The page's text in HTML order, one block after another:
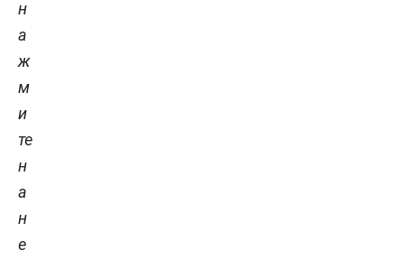
н
а
ж
м
и
те
н
а
н
е